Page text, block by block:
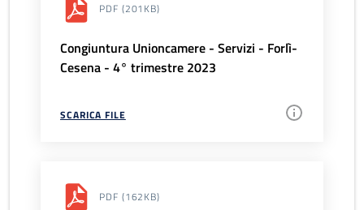
PDF (201KB)
Congiuntura Unioncamere - Servizi - Forlì-
Cesena - 4° trimestre 2023
SCARICA FILE
PDF (162KB)